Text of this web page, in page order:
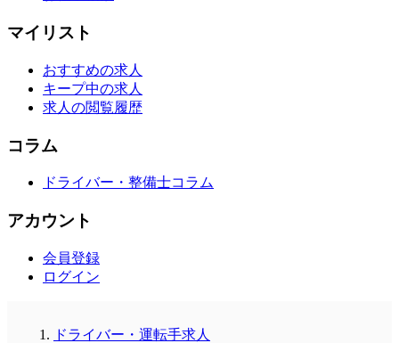
マイリスト
おすすめの求人
キープ中の求人
求人の閲覧履歴
コラム
ドライバー・整備士コラム
アカウント
会員登録
ログイン
ドライバー・運転手求人